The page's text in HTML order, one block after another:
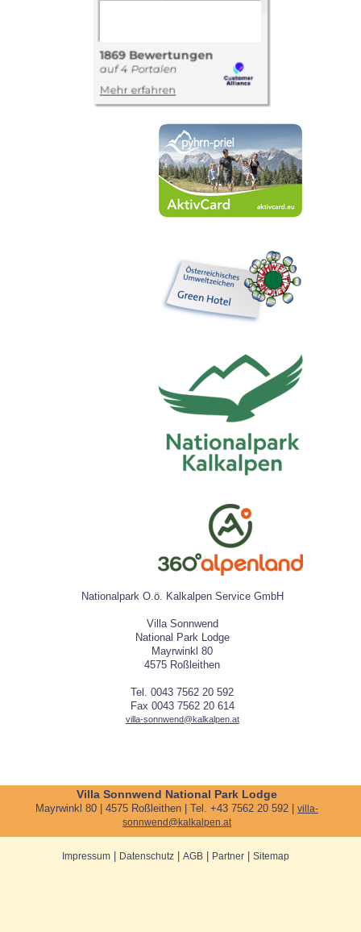
Nationalpark O.ö. Kalkalpen Service GmbH
Villa Sonnwend
National Park Lodge
Mayrwinkl 80
4575 Roßleithen
Tel. 0043 7562 20 592
Fax 0043 7562 20 614
villa-sonnwend@kalkalpen.at
Villa Sonnwend National Park Lodge
Mayrwinkl 80 | 4575 Roßleithen | Tel. +43 7562 20 592 |villa-
sonnwend@kalkalpen.at
Impressum| Datenschutz| AGB| Partner| Sitemap